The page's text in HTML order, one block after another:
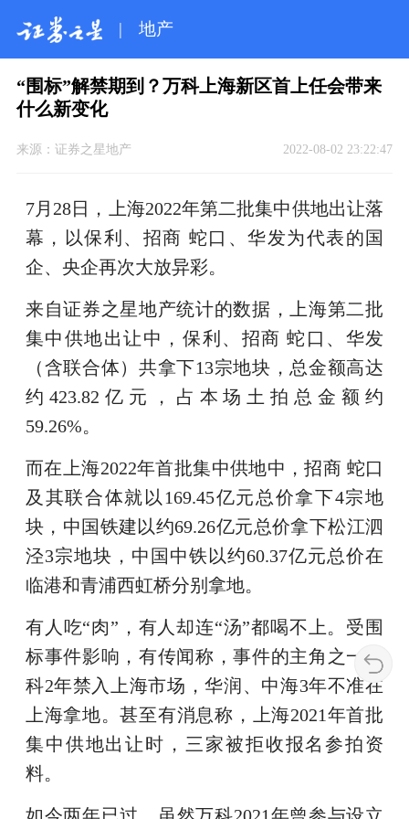
| 地产
“围标”解禁期到？万科上海新区首上任会带来
什么新变化
来源： 证券之星地产 2022-08-02 23:22:47
7月28日，上海2022年第二批集中供地出让落
幕，以保利、招商 蛇口、华发为代表的国
企、央企再次大放异彩。
来自证券之星地产统计的数据，上海第二批
集中供地出让中，保利、招商 蛇口、华发
（含联合体）共拿下13宗地块，总金额高达
约423.82亿元，占本场土拍总金额约
59.26%。
而在上海2022年首批集中供地中，招商 蛇口
及其联合体就以169.45亿元总价拿下4宗地
块，中国铁建以约69.26亿元总价拿下松江泗
泾3宗地块，中国中铁以约60.37亿元总价在
临港和青浦西虹桥分别拿地。
有人吃“肉”，有人却连“汤”都喝不上。受围
标事件影响，有传闻称，事件的主角之一万
科2年禁入上海市场，华润、中海3年不准在
上海拿地。甚至有消息称，上海2021年首批
集中供地出让时，三家被拒收报名参拍资
料。